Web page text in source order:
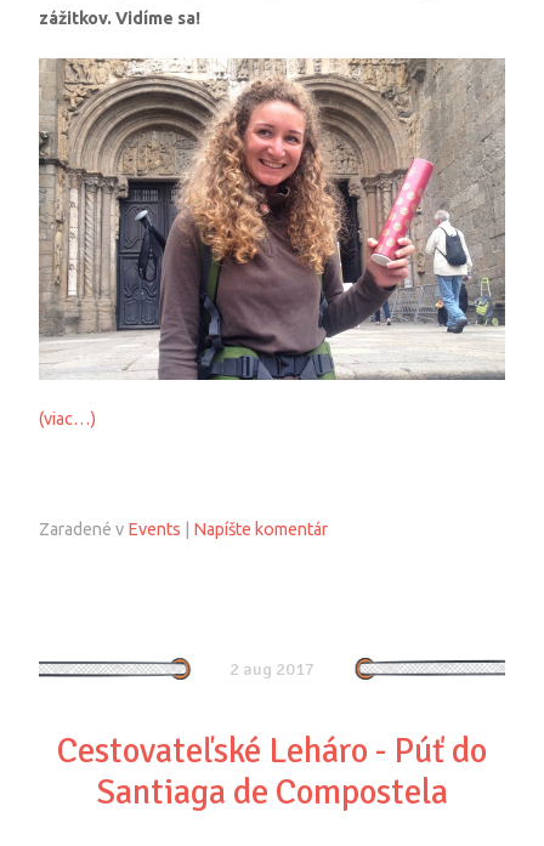
zážitkov. Vidíme sa!
(viac…)
Zaradené v Events | Napíšte komentár
2 aug 2017
Cestovateľské Leháro - Púť do
Santiaga de Compostela